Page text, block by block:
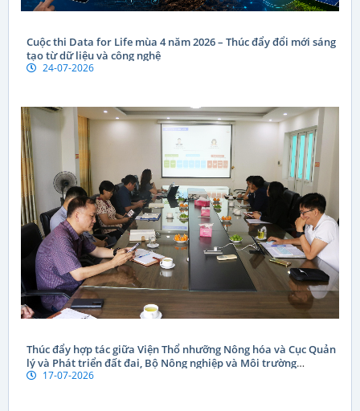
Cuộc thi Data for Life mùa 4 năm 2026 – Thúc đẩy đổi mới sáng
tạo từ dữ liệu và công nghệ
24-07-2026
Thúc đẩy hợp tác giữa Viện Thổ nhưỡng Nông hóa và Cục Quản
lý và Phát triển đất đai, Bộ Nông nghiệp và Môi trường
CHDCND Lào
17-07-2026